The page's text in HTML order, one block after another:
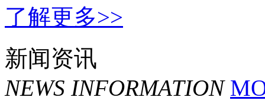
行系统、测控系统及其
了解更多>>
新闻资讯